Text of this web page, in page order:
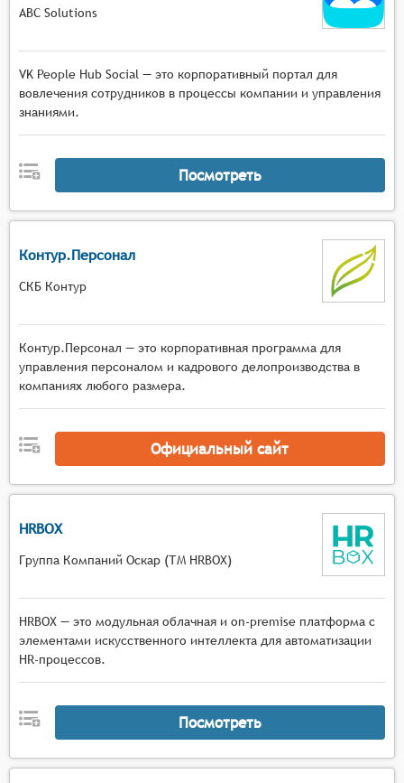
ABC Solutions
VK People Hub Social — это корпоративный портал для
вовлечения сотрудников в процессы компании и управления
знаниями.
Посмотреть
Контур.Персонал
СКБ Контур
Контур.Персонал — это корпоративная программа для
управления персоналом и кадрового делопроизводства в
компаниях любого размера.
Официальный сайт
HRBOX
Группа Компаний Оскар (ТМ HRBOX)
HRBOX — это модульная облачная и on-premise платформа с
элементами искусственного интеллекта для автоматизации
HR-процессов.
Посмотреть